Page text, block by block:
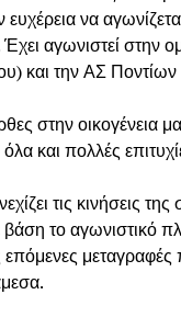
ευχέρεια να
αγωνιστεί στην
και την ΑΣ Ποντίων
στην οικογένεια
και πολλές
τις κινήσεις
το αγωνιστικό
επόμενες